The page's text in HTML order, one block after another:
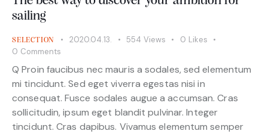
sailing
SELECTION 2020.04.13. 554 Views 0 Likes
0 Comments
Q Proin faucibus nec mauris a sodales, sed elementum
mi tincidunt. Sed eget viverra egestas nisi in
consequat. Fusce sodales augue a accumsan. Cras
sollicitudin, ipsum eget blandit pulvinar. Integer
tincidunt. Cras dapibus. Vivamus elementum semper